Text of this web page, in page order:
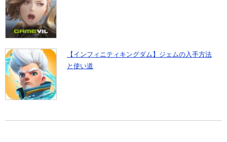
【インフィニティキングダム】ジェムの入手方法
と使い道